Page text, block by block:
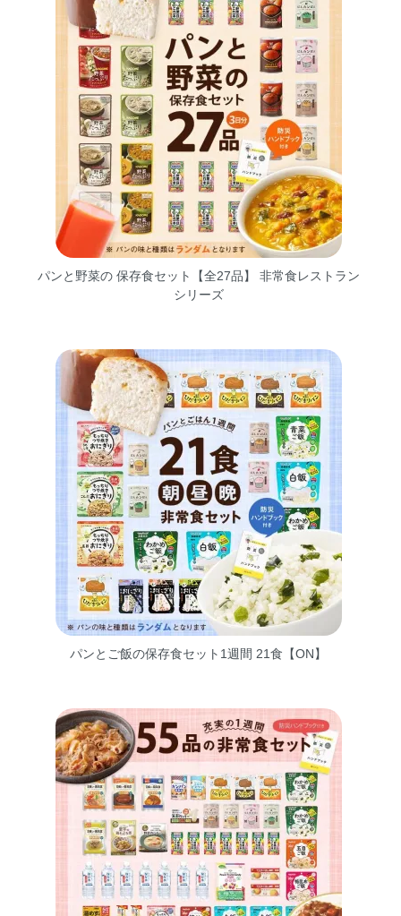
パンと野菜の 保存食セット【全27品】 非常食レストラン
シリーズ
パンとご飯の保存食セット1週間 21食【ON】